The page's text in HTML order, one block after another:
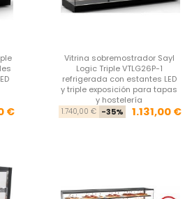
Precio base
Precio
€
Vitrina sobremostrador Sayl
Logic Triple VTLG26P-1
refrigerada con estantes LED
y triple exposición para tapas
y hostelería
1.740,00 € -35% 1.131,00 €